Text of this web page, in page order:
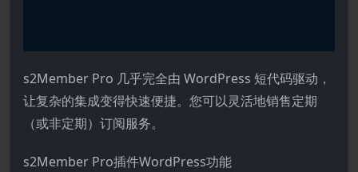
s2Member Pro 几乎完全由 WordPress 短代码驱动，
让复杂的集成变得快速便捷。您可以灵活地销售定期
（或非定期）订阅服务。
s2Member Pro插件WordPress功能